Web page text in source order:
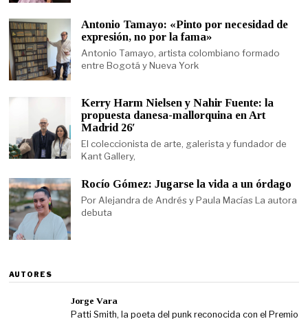
Antonio Tamayo: «Pinto por necesidad de
expresión, no por la fama»
Antonio Tamayo, artista colombiano formado
entre Bogotá y Nueva York
Kerry Harm Nielsen y Nahir Fuente: la
propuesta danesa-mallorquina en Art
Madrid 26′
El coleccionista de arte, galerista y fundador de
Kant Gallery,
Rocío Gómez: Jugarse la vida a un órdago
Por Alejandra de Andrés y Paula Macías La autora
debuta
AUTORES
Jorge Vara
Patti Smith, la poeta del punk reconocida con el Premio